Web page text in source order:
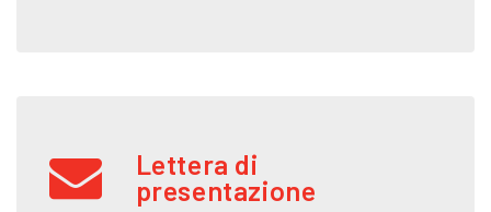
Lettera di
presentazione